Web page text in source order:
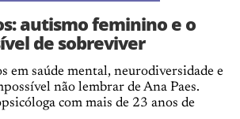
autismo feminino e o
de sobreviver
em saúde mental, neurodiversidade e
não lembrar de Ana Paes.
com mais de 23 anos de